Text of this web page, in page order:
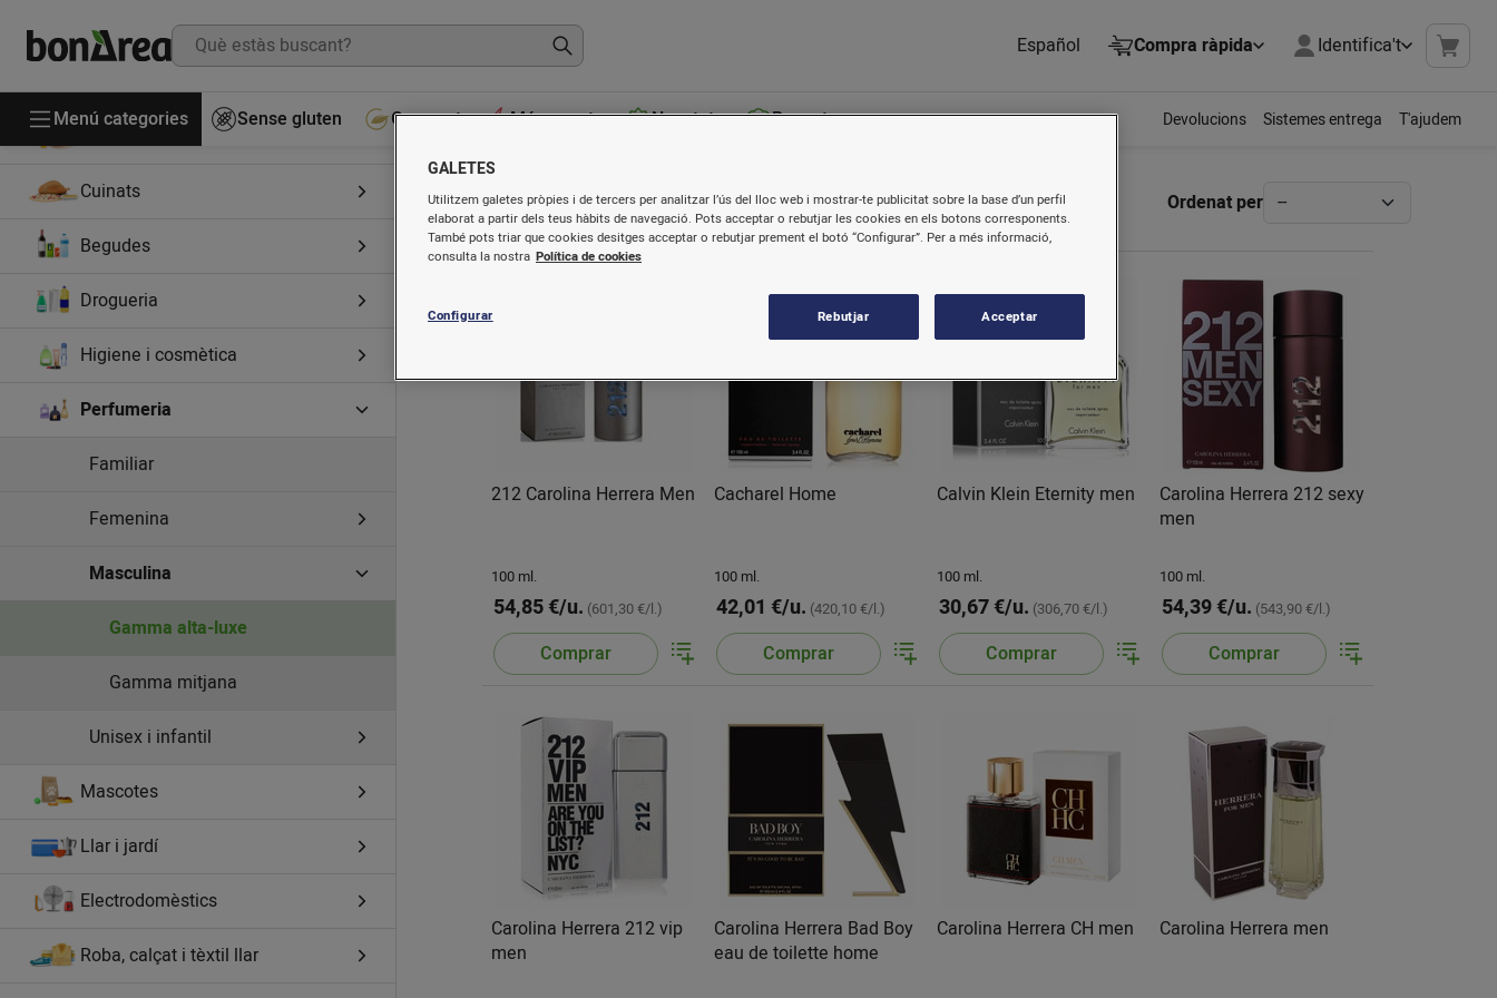
Español Compra ràpida Identifica't
Menú categories Sense gluten Gourmet Més venuts Novetats Receptes Devolucions Sistemes entrega T'ajudem
Alimentació
Cuinats
Begudes
Drogueria
Higiene i cosmètica
Perfumeria
Familiar
Femenina
Masculina
Gamma alta-luxe
Gamma mitjana
Unisex i infantil
Mascotes
Llar i jardí
Electrodomèstics
Roba, calçat i tèxtil llar
Gamma alta-luxe Ordenat per
212 Carolina Herrera Men
100 ml.
54,85 €/u. (601,30 €/l.)
Comprar
Cacharel Home
100 ml.
42,01 €/u. (420,10 €/l.)
Comprar
Calvin Klein Eternity men
100 ml.
30,67 €/u. (306,70 €/l.)
Comprar
Carolina Herrera 212 sexy
men
100 ml.
54,39 €/u. (543,90 €/l.)
Comprar
Carolina Herrera 212 vip
men
Carolina Herrera Bad Boy
eau de toilette home
Carolina Herrera CH men Carolina Herrera men
GALETES
Utilitzem galetes pròpies i de tercers per analitzar l’ús del lloc web i mostrar-te publicitat sobre la base d’un perfil
elaborat a partir dels teus hàbits de navegació. Pots acceptar o rebutjar les cookies en els botons corresponents.
També pots triar que cookies desitges acceptar o rebutjar prement el botó “Configurar”. Per a més informació,
consulta la nostra Política de cookies
Configurar Rebutjar Acceptar